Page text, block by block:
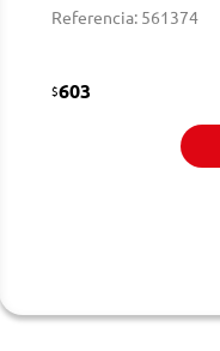
Referencia: 561374
$603